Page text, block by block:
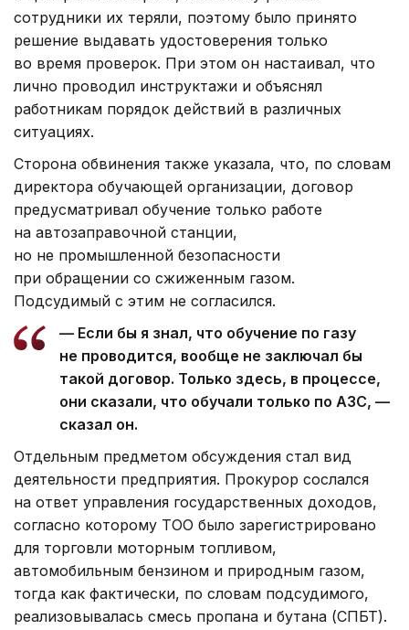
сотрудники их теряли, поэтому было принято
решение выдавать удостоверения только
во время проверок. При этом он настаивал, что
лично проводил инструктажи и объяснял
работникам порядок действий в различных
ситуациях.
Сторона обвинения также указала, что, по словам
директора обучающей организации, договор
предусматривал обучение только работе
на автозаправочной станции,
но не промышленной безопасности
при обращении со сжиженным газом.
Подсудимый с этим не согласился.
— Если бы я знал, что обучение по газу
не проводится, вообще не заключал бы
такой договор. Только здесь, в процессе,
они сказали, что обучали только по АЗС, —
сказал он.
Отдельным предметом обсуждения стал вид
деятельности предприятия. Прокурор сослался
на ответ управления государственных доходов,
согласно которому ТОО было зарегистрировано
для торговли моторным топливом,
автомобильным бензином и природным газом,
тогда как фактически, по словам подсудимого,
реализовывалась смесь пропана и бутана (СПБТ).